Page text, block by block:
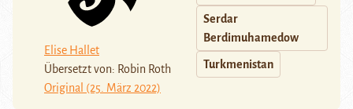
Elise Hallet
Übersetzt von: Robin Roth
Original (25. März 2022)
Serdar
Berdimuhamedow
Turkmenistan